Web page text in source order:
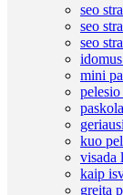
seo
seo
seo
mini
kuo
visada
kaip
greita